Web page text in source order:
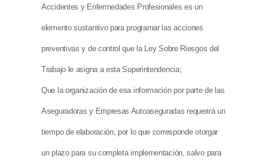
Accidentes y Enfermedades Profesionales es un
elemento sustantivo para programar las acciones
preventivas y de control que la Ley Sobre Riesgos del
Trabajo le asigna a esta Superintendencia;
Que la organización de esa información por parte de las
Aseguradoras y Empresas Autoaseguradas requerirá un
tiempo de elaboración, por lo que corresponde otorgar
un plazo para su completa implementación, salvo para